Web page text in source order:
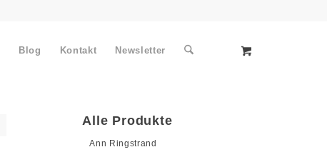
Blog Kontakt Newsletter
Alle Produkte
Ann Ringstrand